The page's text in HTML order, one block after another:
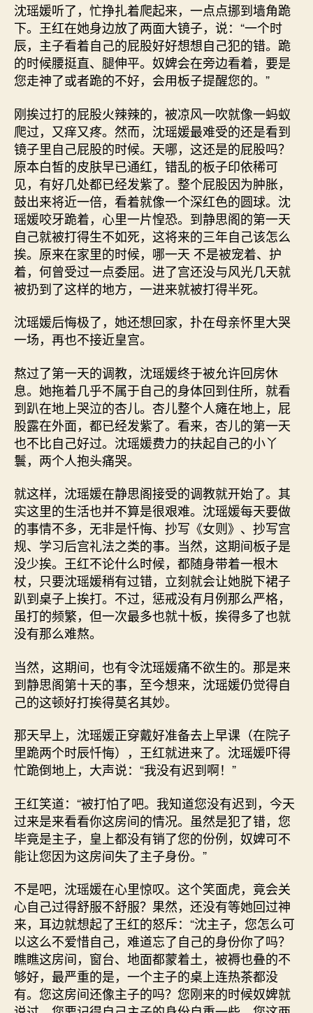
沈瑶媛听了，忙挣扎着爬起来，一点点挪到墙角跪
下。王红在她身边放了两面大镜子，说：“一个时
辰，主子看着自己的屁股好好想想自己犯的错。跪
的时候腰挺直、腿伸平。奴婢会在旁边看着，要是
您走神了或者跪的不好，会用板子提醒您的。”
刚挨过打的屁股火辣辣的，被凉风一吹就像一蚂蚁
爬过，又痒又疼。然而，沈瑶媛最难受的还是看到
镜子里自己屁股的时候。天哪，这还是的屁股吗？
原本白皙的皮肤早已通红，错乱的板子印依稀可
见，有好几处都已经发紫了。整个屁股因为肿胀，
鼓出来将近一倍，看着就像一个深红色的圆球。沈
瑶媛咬牙跪着，心里一片惶恐。到静思阁的第一天
自己就被打得生不如死，这将来的三年自己该怎么
挨。原来在家里的时候，哪一天 不是被宠着、护
着，何曾受过一点委屈。进了宫还没与风光几天就
被扔到了这样的地方，一进来就被打得半死。
沈瑶媛后悔极了，她还想回家，扑在母亲怀里大哭
一场，再也不接近皇宫。
熬过了第一天的调教，沈瑶媛终于被允许回房休
息。她拖着几乎不属于自己的身体回到住所，就看
到趴在地上哭泣的杏儿。杏儿整个人瘫在地上，屁
股露在外面，都已经发紫了。看来，杏儿的第一天
也不比自己好过。沈瑶媛费力的扶起自己的小丫
鬟，两个人抱头痛哭。
就这样，沈瑶媛在静思阁接受的调教就开始了。其
实这里的生活也并不算是很艰难。沈瑶媛每天要做
的事情不多，无非是忏悔、抄写《女则》、抄写宫
规、学习后宫礼法之类的事。当然，这期间板子是
没少挨。王红不论什么时候，都随身带着一根木
杖，只要沈瑶媛稍有过错，立刻就会让她脱下裙子
趴到桌子上挨打。不过，惩戒没有月例那么严格，
虽打的频繁，但一次最多也就十板，挨得多了也就
没有那么难熬。
当然，这期间，也有令沈瑶媛痛不欲生的。那是来
到静思阁第十天的事，至今想来，沈瑶媛仍觉得自
己的这顿好打挨得莫名其妙。
那天早上，沈瑶媛正穿戴好准备去上早课（在院子
里跪两个时辰忏悔），王红就进来了。沈瑶媛吓得
忙跪倒地上，大声说：“我没有迟到啊！”
王红笑道：“被打怕了吧。我知道您没有迟到，今天
过来是来看看你这房间的情况。虽然是犯了错，您
毕竟是主子，皇上都没有销了您的份例，奴婢可不
能让您因为这房间失了主子身份。”
不是吧，沈瑶媛在心里惊叹。这个笑面虎，竟会关
心自己过得舒服不舒服？果然，还没有等她回过神
来，耳边就想起了王红的怒斥：“沈主子，您怎么可
以这么不爱惜自己，难道忘了自己的身份你了吗？
瞧瞧这房间，窗台、地面都蒙着土，被褥也叠的不
够好，最严重的是，一个主子的桌上连热茶都没
有。您这房间还像主子的吗？您刚来的时候奴婢就